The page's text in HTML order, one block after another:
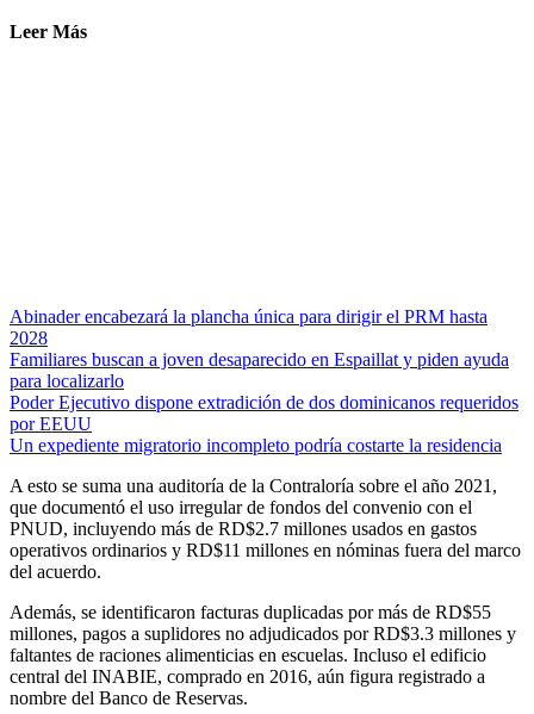
Leer Más
Abinader encabezará la plancha única para dirigir el PRM hasta
2028
Familiares buscan a joven desaparecido en Espaillat y piden ayuda
para localizarlo
Poder Ejecutivo dispone extradición de dos dominicanos requeridos
por EEUU
Un expediente migratorio incompleto podría costarte la residencia
A esto se suma una auditoría de la Contraloría sobre el año 2021,
que documentó el uso irregular de fondos del convenio con el
PNUD, incluyendo más de RD$2.7 millones usados en gastos
operativos ordinarios y RD$11 millones en nóminas fuera del marco
del acuerdo.
Además, se identificaron facturas duplicadas por más de RD$55
millones, pagos a suplidores no adjudicados por RD$3.3 millones y
faltantes de raciones alimenticias en escuelas. Incluso el edificio
central del INABIE, comprado en 2016, aún figura registrado a
nombre del Banco de Reservas.